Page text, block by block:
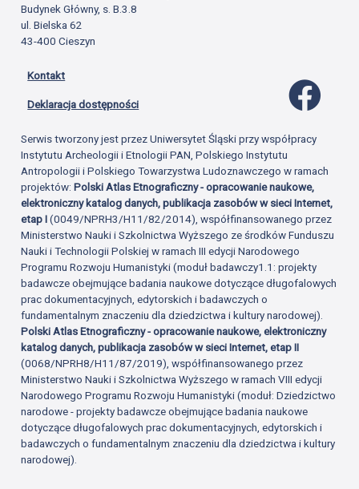
Budynek Główny, s. B.3.8
ul. Bielska 62
43-400 Cieszyn
Kontakt
Deklaracja dostępności
Serwis tworzony jest przez Uniwersytet Śląski przy współpracy
Instytutu Archeologii i Etnologii PAN, Polskiego Instytutu
Antropologii i Polskiego Towarzystwa Ludoznawczego w ramach
projektów:Polski Atlas Etnograficzny - opracowanie naukowe,
elektroniczny katalog danych, publikacja zasobów w sieci Internet,
etap I(0049/NPRH3/H11/82/2014), współfinansowanego przez
Ministerstwo Nauki i Szkolnictwa Wyższego ze środków Funduszu
Nauki i Technologii Polskiej w ramach III edycji Narodowego
Programu Rozwoju Humanistyki (moduł badawczy1.1: projekty
badawcze obejmujące badania naukowe dotyczące długofalowych
prac dokumentacyjnych, edytorskich i badawczych o
fundamentalnym znaczeniu dla dziedzictwa i kultury narodowej).
Polski Atlas Etnograficzny - opracowanie naukowe, elektroniczny
katalog danych, publikacja zasobów w sieci Internet, etap II
(0068/NPRH8/H11/87/2019), współfinansowanego przez
Ministerstwo Nauki i Szkolnictwa Wyższego w ramach VIII edycji
Narodowego Programu Rozwoju Humanistyki (moduł: Dziedzictwo
narodowe - projekty badawcze obejmujące badania naukowe
dotyczące długofalowych prac dokumentacyjnych, edytorskich i
badawczych o fundamentalnym znaczeniu dla dziedzictwa i kultury
narodowej).